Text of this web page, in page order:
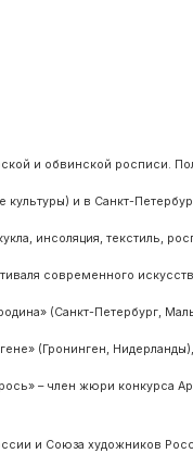
и обвинской росписи.
и в Санкт-
инсоляция, текстиль,
современного
(Санкт-Петербург,
(Гронинген,
– член жюри конкурса
и Союза художников